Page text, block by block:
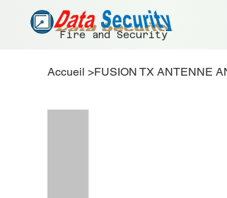
Fire and Security
Accueil >FUSION TX ANTENNE